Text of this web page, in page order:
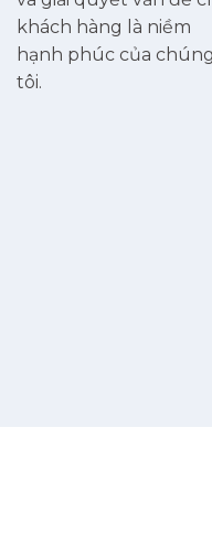
khách hàng là niềm
hạnh phúc của chúng
tôi.